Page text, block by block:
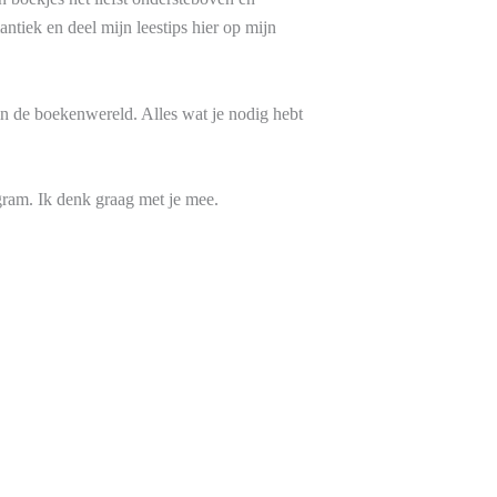
en deel mijn leestips hier op mijn
de boekenwereld. Alles wat je nodig hebt
Ik denk graag met je mee.